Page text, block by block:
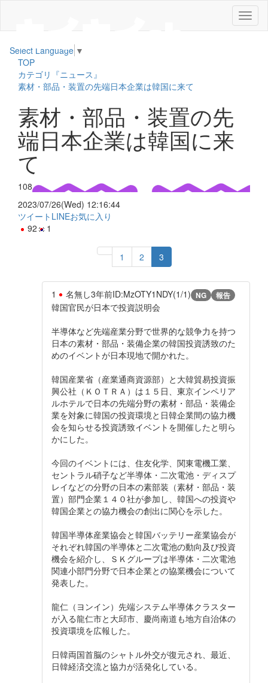
メ
ニ
Select Language ▼
TOP
カテゴリ『ニュース』
素材・部品・装置の先端日本企業は韓国に来て
素材・部品・装置の先
端日本企業は韓国に来
て
108
2023/07/26(Wed) 12:16:44
ツイート LINEお気に入り
92
1
1 2 3
1 名無し3年前ID:MzOTY1NDY(1/1) NG 報告
韓国官民が日本で投資説明会
半導体など先端産業分野で世界的な競争力を持つ
日本の素材・部品・装備企業の韓国投資誘致のた
めのイベントが日本現地で開かれた。
韓国産業省（産業通商資源部）と大韓貿易投資振
興公社（ＫＯＴＲＡ）は１５日、東京インペリア
ルホテルで日本の先端分野の素材・部品・装備企
業を対象に韓国の投資環境と日韓企業間の協力機
会を知らせる投資誘致イベントを開催したと明ら
かにした。
今回のイベントには、住友化学、関東電機工業、
セントラル硝子など半導体・二次電池・ディスプ
レイなどの分野の日本の素部装（素材・部品・装
置）部門企業１４０社が参加し、韓国への投資や
韓国企業との協力機会の創出に関心を示した。
韓国半導体産業協会と韓国バッテリー産業協会が
それぞれ韓国の半導体と二次電池の動向及び投資
機会を紹介し、ＳＫグループは半導体・二次電池
関連小部門分野で日本企業との協業機会について
発表した。
龍仁（ヨンイン）先端システム半導体クラスター
が入る龍仁市と大邱市、慶尚南道も地方自治体の
投資環境を広報した。
日韓両国首脳のシャトル外交が復元され、最近、
日韓経済交流と協力が活発化している。